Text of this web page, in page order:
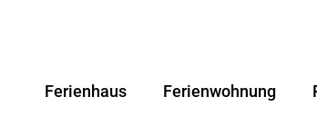
Ferienhaus Ferienwohnung